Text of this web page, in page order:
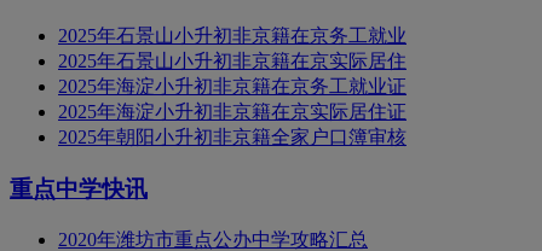
2025年石景山小升初非京籍在京务工就业
2025年石景山小升初非京籍在京实际居住
2025年海淀小升初非京籍在京务工就业证
2025年海淀小升初非京籍在京实际居住证
2025年朝阳小升初非京籍全家户口簿审核
重点中学快讯
2020年潍坊市重点公办中学攻略汇总